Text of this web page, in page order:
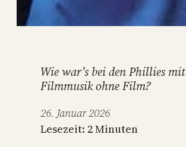
Wie war’s bei den Phillies mit
Filmmusik ohne Film?
26. Januar 2026
Lesezeit: 2Minuten